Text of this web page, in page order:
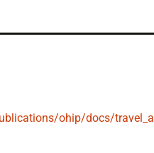
ohip/docs/